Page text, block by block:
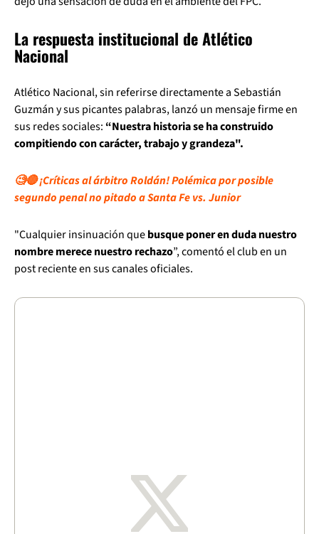
La respuesta institucional de Atlético
Nacional
Atlético Nacional, sin referirse directamente a Sebastián
Guzmán y sus picantes palabras, lanzó un mensaje firme en
sus redes sociales: “Nuestra historia se ha construido
compitiendo con carácter, trabajo y grandeza".
🧐🔴 ¡Críticas al árbitro Roldán! Polémica por posible
segundo penal no pitado a Santa Fe vs. Junior
"Cualquier insinuación quebusque poner en duda nuestro
nombre merece nuestro rechazo”, comentó el club en un
post reciente en sus canales oficiales.